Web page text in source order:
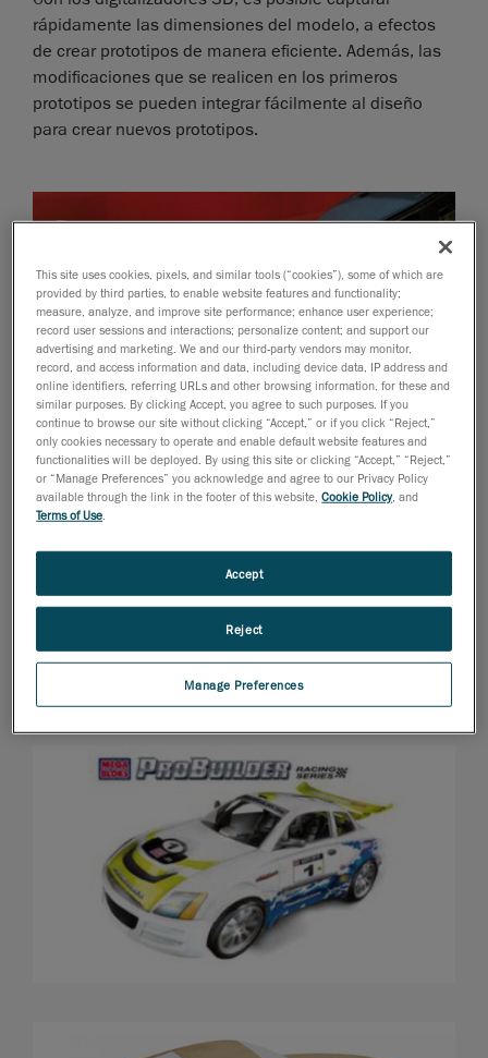
rápidamente las dimensiones del modelo, a efectos
de crear prototipos de manera eficiente. Además, las
modificaciones que se realicen en los primeros
prototipos se pueden integrar fácilmente al diseño
para crear nuevos prototipos.
This site uses cookies, pixels, and similar tools (“cookies”), some of which are
provided by third parties, to enable website features and functionality;
measure, analyze, and improve site performance; enhance user experience;
record user sessions and interactions; personalize content; and support our
advertising and marketing. We and our third-party vendors may monitor,
record, and access information and data, including device data, IP address and
online identifiers, referring URLs and other browsing information, for these and
similar purposes. By clicking Accept, you agree to such purposes. If you
continue to browse our site without clicking “Accept,” or if you click “Reject,”
only cookies necessary to operate and enable default website features and
functionalities will be deployed. By using this site or clicking “Accept,” “Reject,”
or “Manage Preferences” you acknowledge and agree to our Privacy Policy
available through the link in the footer of this website,Cookie Policy, and
Terms of Use
Manage Preferences
Reject
Accept